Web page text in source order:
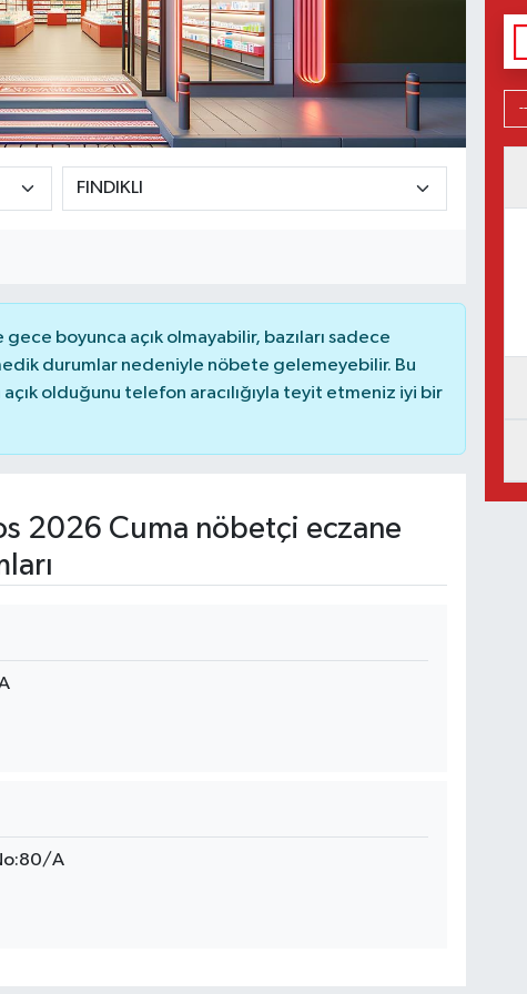
gece boyunca açık olmayabilir, bazıları sadece
durumlar nedeniyle nöbete gelemeyebilir. Bu
olduğunu telefon aracılığıyla teyit etmeniz iyi bir
2026 Cuma nöbetçi eczane
A